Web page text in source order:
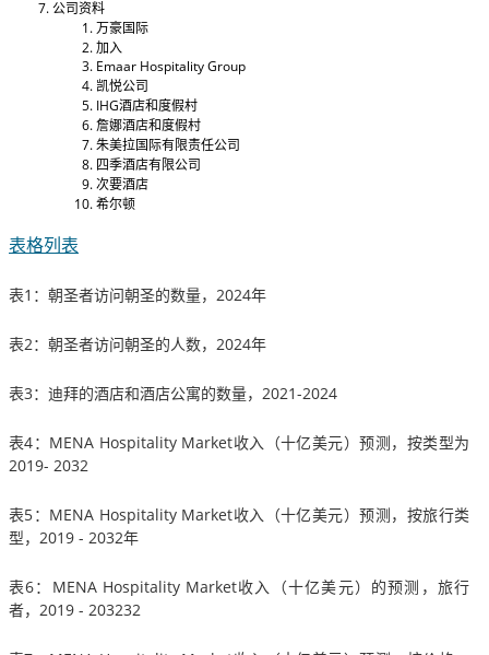
公司资料
万豪国际
加入
Emaar Hospitality Group
凯悦公司
IHG酒店和度假村
詹娜酒店和度假村
朱美拉国际有限责任公司
四季酒店有限公司
次要酒店
希尔顿
表格列表
表1：朝圣者访问朝圣的数量，2024年
表2：朝圣者访问朝圣的人数，2024年
表3：迪拜的酒店和酒店公寓的数量，2021-2024
表4：MENA Hospitality Market收入（十亿美元）预测，按类型为
2019- 2032
表5：MENA Hospitality Market收入（十亿美元）预测，按旅行类
型，2019 - 2032年
表6：MENA Hospitality Market收入（十亿美元）的预测，旅行
者，2019 - 203232